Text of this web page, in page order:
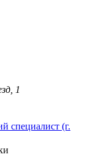
1
специалист (г.